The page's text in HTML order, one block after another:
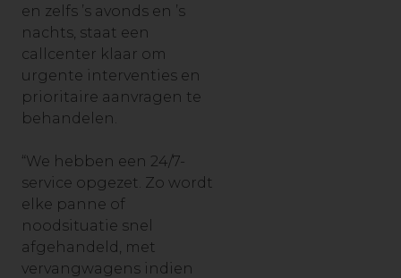
en zelfs ’s avonds en ’s
nachts, staat een
callcenter klaar om
urgente interventies en
prioritaire aanvragen te
behandelen.
“We hebben een 24/7-
service opgezet. Zo wordt
elke panne of
noodsituatie snel
afgehandeld, met
vervangwagens indien